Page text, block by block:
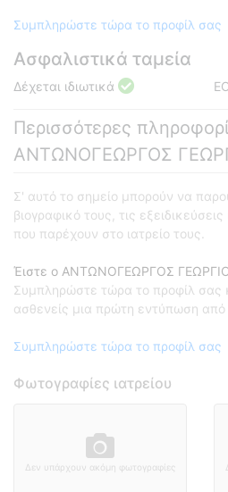
Συμπληρώστε τώρα το προφίλ σας
Ασφαλιστικά ταμεία
Δέχεται ιδιωτικά
Περισσότερες
ΑΝΤΩΝΟΓΕΩΡΓΟΣ
Σ' αυτό το σημείο μπορούν να
βιογραφικό τους, τις
που παρέχουν στο ιατρείο τους.
Έιστε ο ΑΝΤΩΝΟΓΕΩΡΓΟΣ
Συμπληρώστε τώρα το προφίλ σας
ασθενείς μια πρώτη εντύπωση από
Συμπληρώστε τώρα το προφίλ σας
Φωτογραφίες ιατρείου
Δεν υπάρχουν ακόμη φωτογραφίες